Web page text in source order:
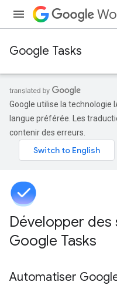
Google Tasks
Google utilise la technologie
langue préférée. Les
contenir des erreurs.
Développer des
Google Tasks
Automatiser